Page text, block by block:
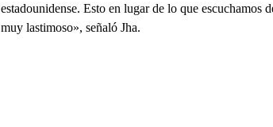
estadounidense. Esto en lugar de lo que
muy lastimoso», señaló Jha.